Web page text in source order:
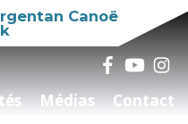
Canoë
Médias Contact